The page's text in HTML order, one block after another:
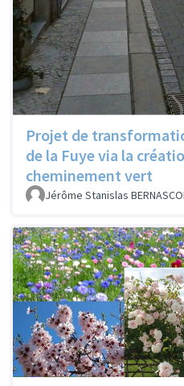
Projet de
de la Fuye via la
cheminement vert
Jérôme Stanislas